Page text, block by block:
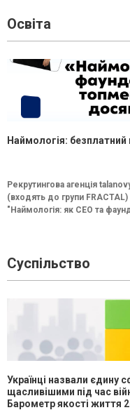
Освіта
Наймологія: безплатний
Рекрутингова агенція
(входять до групи
"Наймологія: як СEO та
Суспільство
Українці назвали єдину
щасливішими під час
Барометр якості життя